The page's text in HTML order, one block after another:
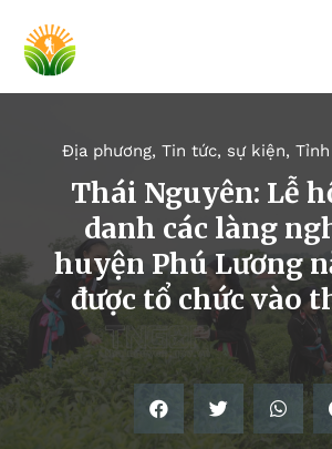
Địa phương, Tin tức, sự kiện,
Thái Nguyên: Lễ
danh các làng
huyện Phú Lương
được tổ chức vào